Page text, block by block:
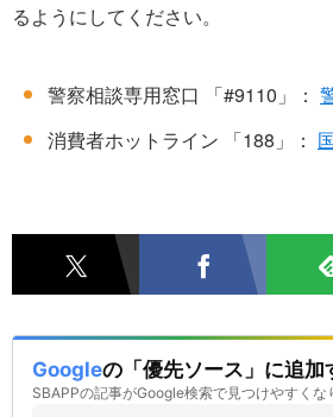
るようにしてください。
警察相談専用窓口 「#9110」：
消費者ホットライン 「188」：
Googleの「優先ソース」に追加
SBAPPの記事がGoogle検索で見つけやすくな